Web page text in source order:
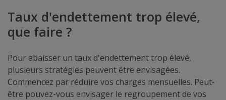
Taux d'endettement trop élevé,
que faire ?
Pour abaisser un taux d'endettement trop élevé,
plusieurs stratégies peuvent être envisagées.
Commencez par réduire vos charges mensuelles. Peut-
être pouvez-vous envisager le regroupement de vos